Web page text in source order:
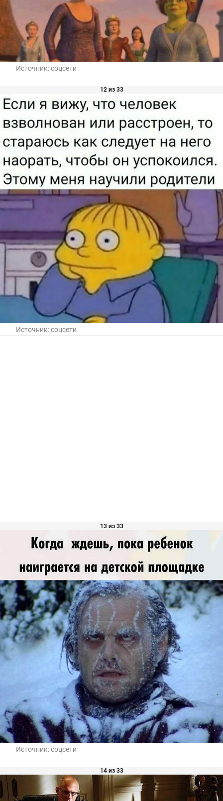
Источник:соцсети
12 из 33
Источник:соцсети
13 из 33
Источник:соцсети
14 из 33